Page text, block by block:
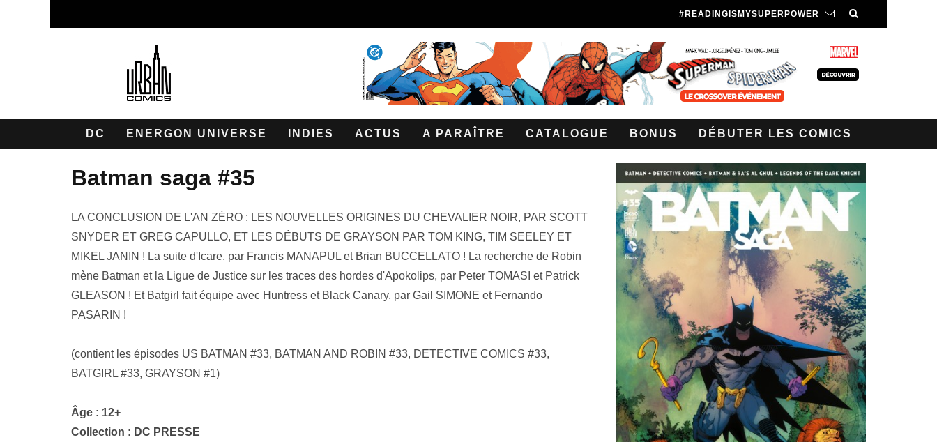
#READINGISMYSUPERPOWER
DC ENERGON UNIVERSE INDIES ACTUS A PARAÎTRE CATALOGUE BONUS DÉBUTER LES COMICS
batman saga #35
LA CONCLUSION DE L'AN ZÉRO : LES NOUVELLES ORIGINES DU CHEVALIER NOIR, PAR SCOTT
SNYDER ET GREG CAPULLO, ET LES DÉBUTS DE GRAYSON PAR TOM KING, TIM SEELEY ET
MIKEL JANIN ! La suite d'Icare, par Francis MANAPUL et Brian BUCCELLATO ! La recherche de Robin
mène Batman et la Ligue de Justice sur les traces des hordes d'Apokolips, par Peter TOMASI et Patrick
GLEASON ! Et Batgirl fait équipe avec Huntress et Black Canary, par Gail SIMONE et Fernando
PASARIN !
(contient les épisodes US BATMAN #33, BATMAN AND ROBIN #33, DETECTIVE COMICS #33,
BATGIRL #33, GRAYSON #1)
Âge : 12+
Collection : DC PRESSE